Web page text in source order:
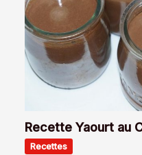
Recette Yaourt au
Recettes